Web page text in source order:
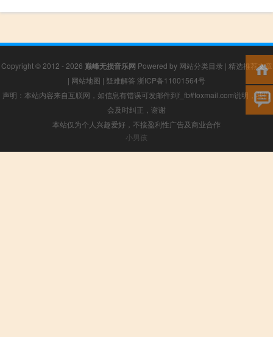
Copyright © 2012 - 2026 巅峰无损音乐网 Powered by 网站分类目录 | 精选推荐文章
| 网站地图 | 疑难解答 浙ICP备11001564号
声明：本站内容来自互联网，如信息有错误可发邮件到f_fb#foxmail.com说明，我们
会及时纠正，谢谢
本站仅为个人兴趣爱好，不接盈利性广告及商业合作
小男孩